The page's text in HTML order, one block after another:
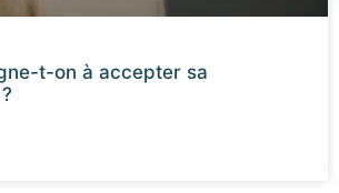
t-on à accepter sa